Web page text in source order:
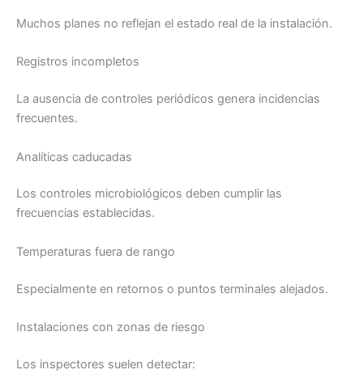
Muchos planes no reflejan el estado real de la instalación.
Registros incompletos
La ausencia de controles periódicos genera incidencias
frecuentes.
Analíticas caducadas
Los controles microbiológicos deben cumplir las
frecuencias establecidas.
Temperaturas fuera de rango
Especialmente en retornos o puntos terminales alejados.
Instalaciones con zonas de riesgo
Los inspectores suelen detectar: